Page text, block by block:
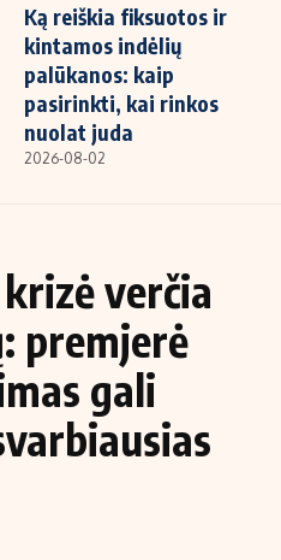
Ką reiškia fiksuotos ir
kintamos indėlių
palūkanos: kaip
pasirinkti, kai rinkos
nuolat juda
2026-08-02
verčia
premjerė
gali